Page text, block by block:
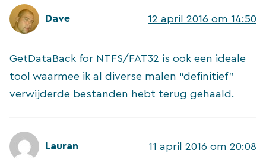
Dave 12 april 2016 om 14:50
GetDataBack for NTFS/FAT32 is ook een ideale
tool waarmee ik al diverse malen “definitief”
verwijderde bestanden hebt terug gehaald.
Lauran 11 april 2016 om 20:08